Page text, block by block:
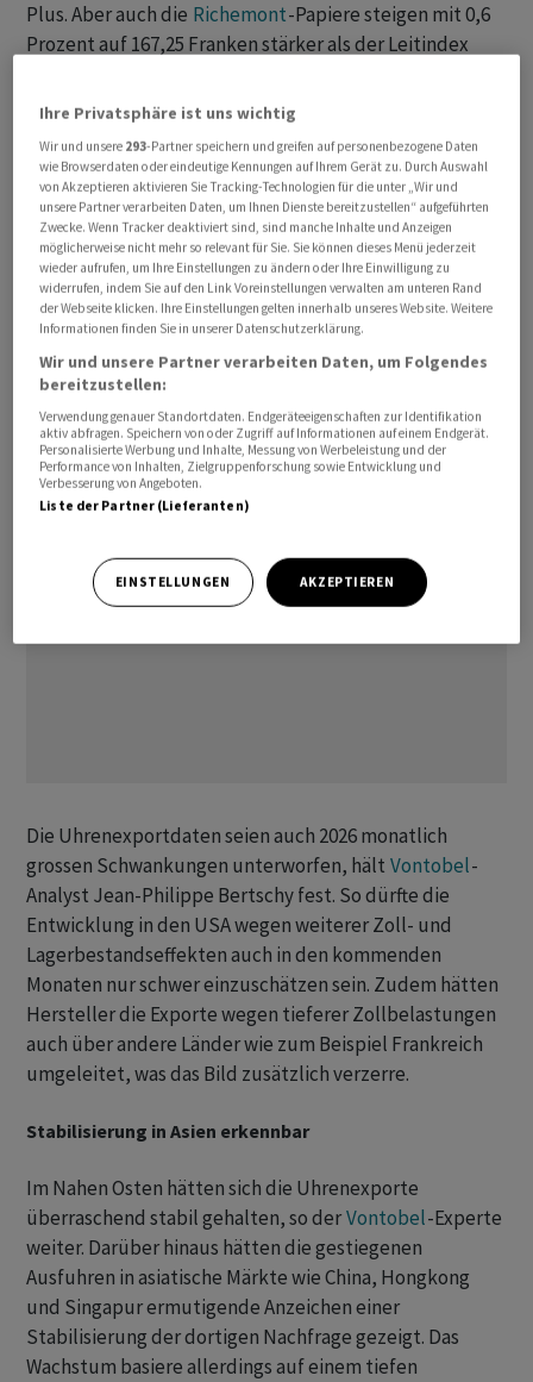
Plus. Aber auch die Richemont-Papiere steigen mit 0,6
Prozent auf 167,25 Franken stärker als der Leitindex
zwar um rund 3 Prozent tiefer gehandelt, notieren aber
Analysten zufolge weiterhin auf einem hohen Niveau.
Schweizer Uhrenexporte sind im April um 17 Prozent
geschrumpft, dies primär wegen des Einbruchs in den
USA (-56 Prozent). Da lag die Latte sehr hoch, nachdem
die Hersteller im Zuge der Zoll-Ankündigung von US-
Präsident Trump vor Jahresfrist im grossen Stil
Produkte in die USA verschoben hatten. Zudem wurden
im April wegen des Nahost-Kriegs weniger Uhren in
damit aber tiefer aus als im März (-21 Prozent).
Die Uhrenexportdaten seien auch 2026 monatlich
grossen Schwankungen unterworfen, hält Vontobel-
Analyst Jean-Philippe Bertschy fest. So dürfte die
Entwicklung in den USA wegen weiterer Zoll- und
Lagerbestandseffekten auch in den kommenden
Monaten nur schwer einzuschätzen sein. Zudem hätten
Hersteller die Exporte wegen tieferer Zollbelastungen
auch über andere Länder wie zum Beispiel Frankreich
umgeleitet, was das Bild zusätzlich verzerre.
Stabilisierung in Asien erkennbar
Im Nahen Osten hätten sich die Uhrenexporte
überraschend stabil gehalten, so derVontobel-Experte
weiter. Darüber hinaus hätten die gestiegenen
Ausfuhren in asiatische Märkte wie China, Hongkong
und Singapur ermutigende Anzeichen einer
Stabilisierung der dortigen Nachfrage gezeigt. Das
Wachstum basiere allerdings auf einem tiefen
Ihre Privatsphäre ist uns wichtig
Wir und unsere 293-Partner speichern und greifen auf personenbezogene Daten
wie Browserdaten oder eindeutige Kennungen auf Ihrem Gerät zu. Durch Auswahl
von Akzeptieren aktivieren Sie Tracking-Technologien für die unter „Wir und
unsere Partner verarbeiten Daten, um Ihnen Dienste bereitzustellen“ aufgeführten
Zwecke. Wenn Tracker deaktiviert sind, sind manche Inhalte und Anzeigen
möglicherweise nicht mehr so relevant für Sie. Sie können dieses Menü jederzeit
wieder aufrufen, um Ihre Einstellungen zu ändern oder Ihre Einwilligung zu
widerrufen, indem Sie auf den Link Voreinstellungen verwalten am unteren Rand
der Webseite klicken. Ihre Einstellungen gelten innerhalb unseres Website. Weitere
Informationen finden Sie in unserer Datenschutzerklärung.
Wir und unsere Partner verarbeiten Daten, um Folgendes
bereitzustellen:
Verwendung genauer Standortdaten. Endgeräteeigenschaften zur Identifikation
aktiv abfragen. Speichern von oder Zugriff auf Informationen auf einem Endgerät.
Personalisierte Werbung und Inhalte, Messung von Werbeleistung und der
Performance von Inhalten, Zielgruppenforschung sowie Entwicklung und
Verbesserung von Angeboten.
Liste der Partner (Lieferanten)
EINSTELLUNGEN AKZEPTIEREN